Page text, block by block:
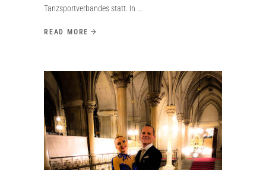
Tanzsportverbandes statt. In
READ MORE